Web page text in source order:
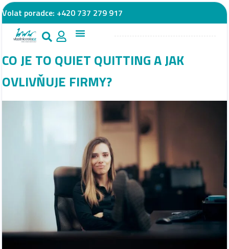
Volat poradce: +420 737 279 917
CO JE TO QUIET QUITTING A JAK
OVLIVŇUJE FIRMY?